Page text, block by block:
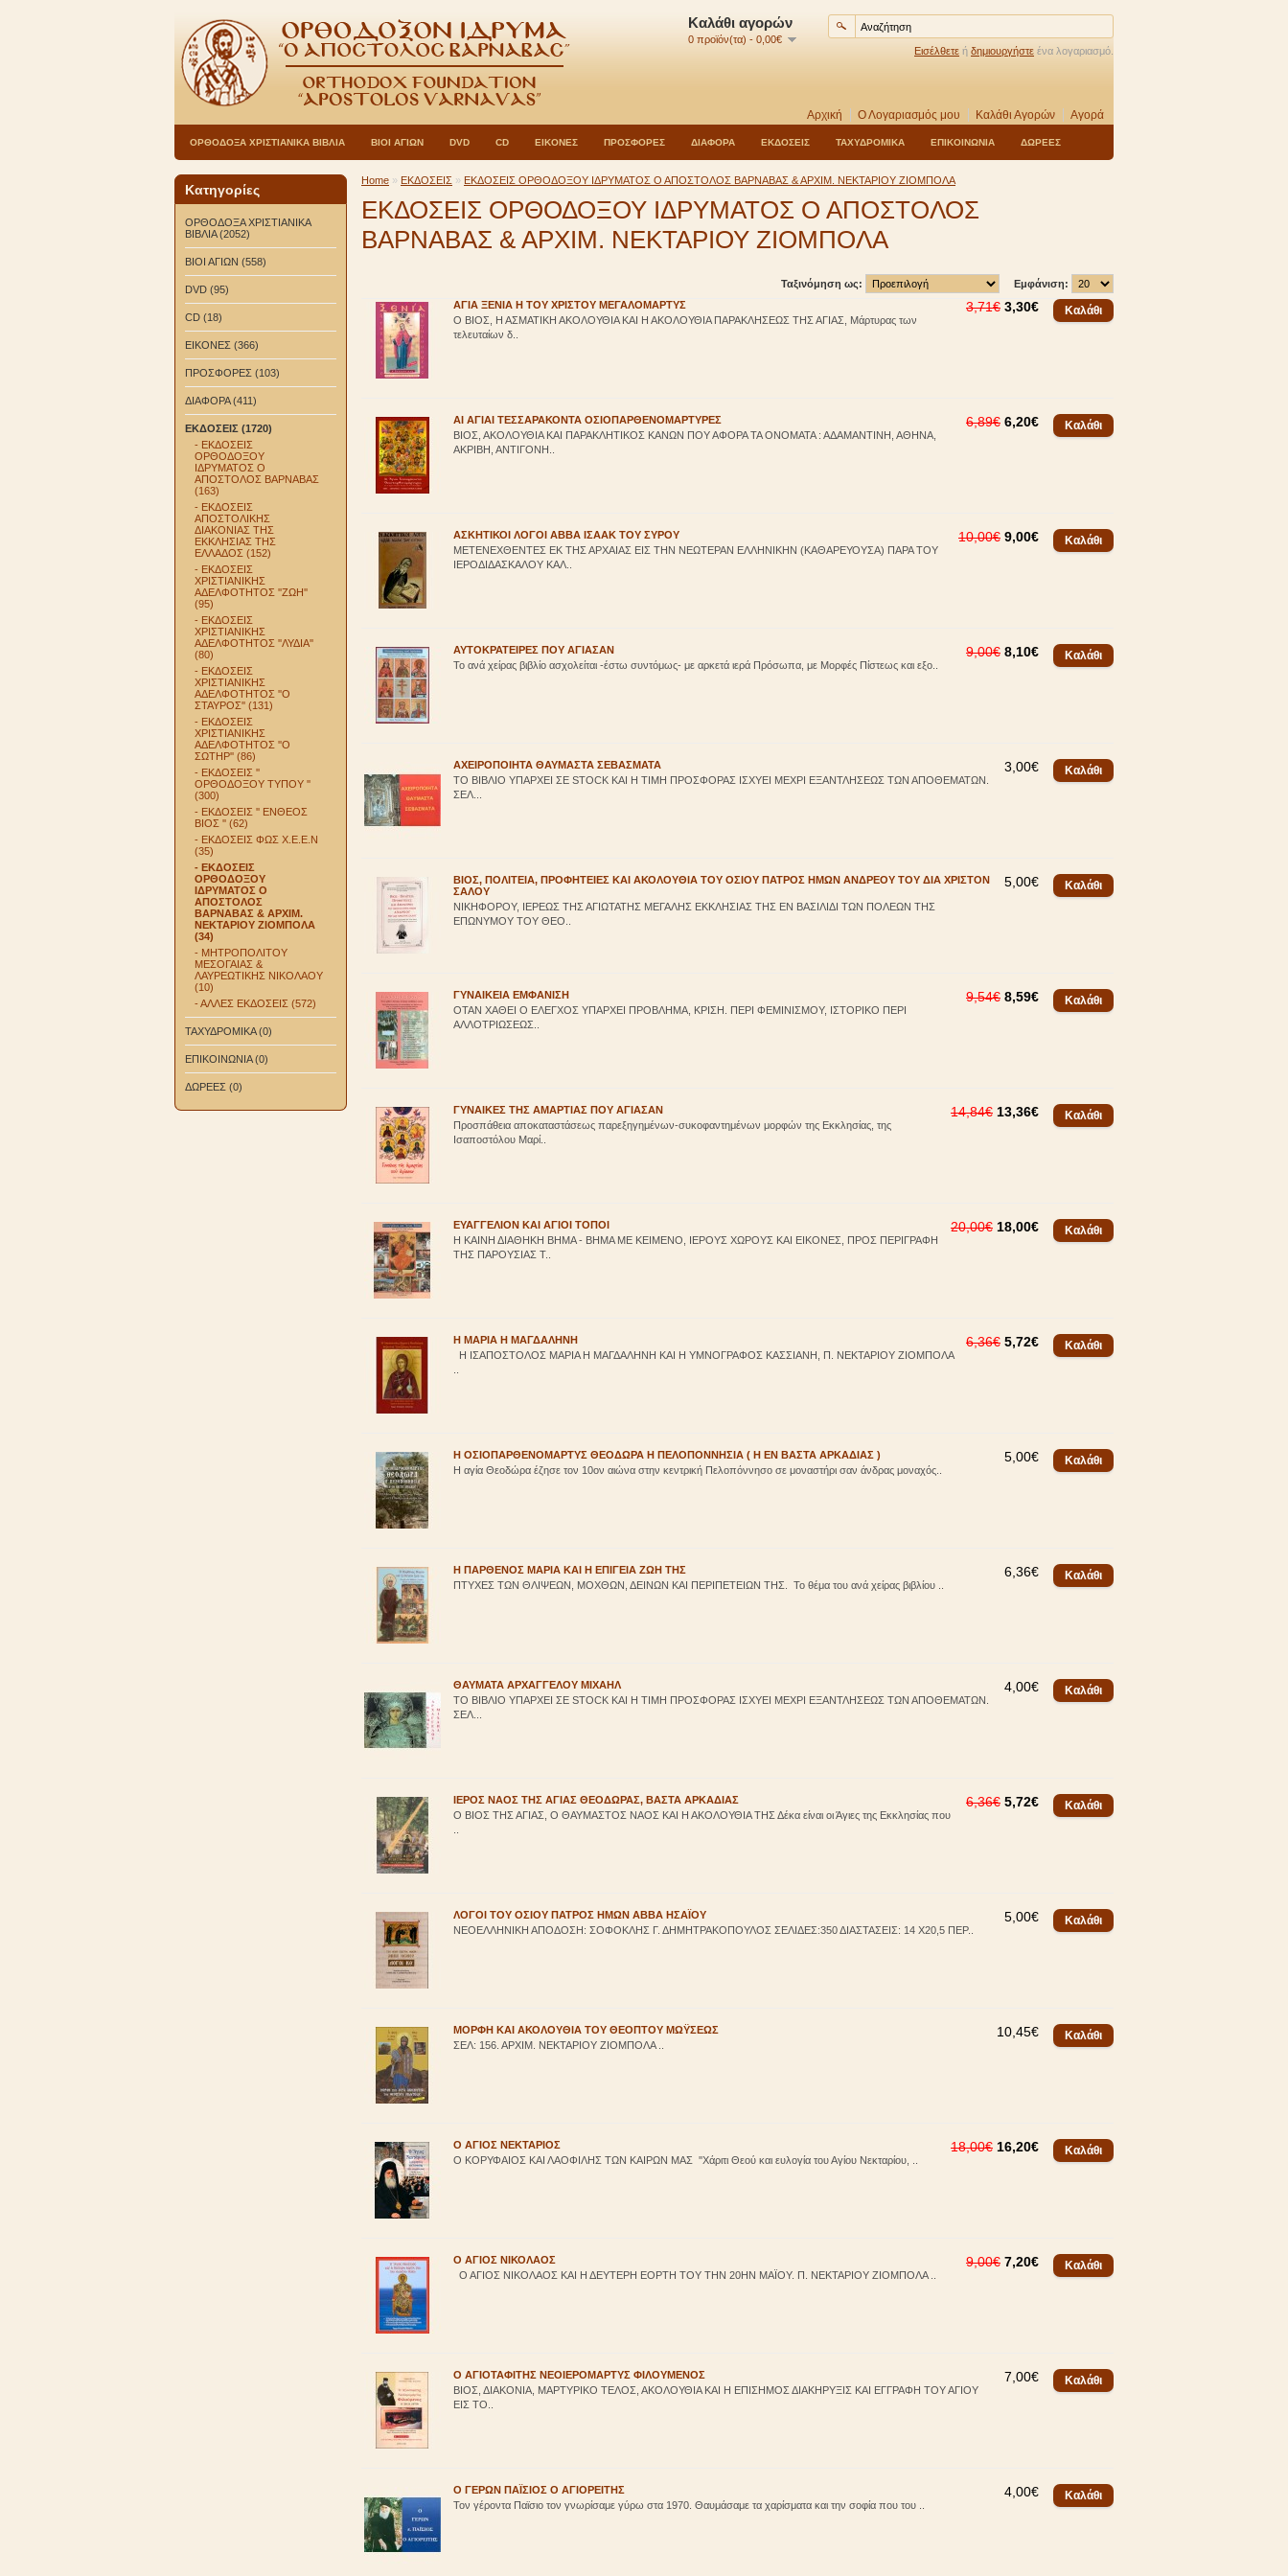
Καλάθι αγορών
0 προϊόν(τα) - 0,00€
Εισέλθετε ή δημιουργήστε ένα λογαριασμό.
Αρχική Ο Λογαριασμός μου Καλάθι Αγορών Αγορά
ΟΡΘΟΔΟΞΑ ΧΡΙΣΤΙΑΝΙΚΑ ΒΙΒΛΙΑ ΒΙΟΙ ΑΓΙΩΝ DVD CD ΕΙΚΟΝΕΣ ΠΡΟΣΦΟΡΕΣ ΔΙΑΦΟΡΑ ΕΚΔΟΣΕΙΣ ΤΑΧΥΔΡΟΜΙΚΑ ΕΠΙΚΟΙΝΩΝΙΑ ΔΩΡΕΕΣ
Κατηγορίες
ΟΡΘΟΔΟΞΑ ΧΡΙΣΤΙΑΝΙΚΑ
ΒΙΒΛΙΑ (2052)
ΒΙΟΙ ΑΓΙΩΝ (558)
DVD (95)
CD (18)
ΕΙΚΟΝΕΣ (366)
ΠΡΟΣΦΟΡΕΣ (103)
ΔΙΑΦΟΡΑ (411)
ΕΚΔΟΣΕΙΣ (1720)
- ΕΚΔΟΣΕΙΣ
ΟΡΘΟΔΟΞΟΥ
ΙΔΡΥΜΑΤΟΣ Ο
ΑΠΟΣΤΟΛΟΣ ΒΑΡΝΑΒΑΣ
(163)
- ΕΚΔΟΣΕΙΣ
ΑΠΟΣΤΟΛΙΚΗΣ
ΔΙΑΚΟΝΙΑΣ ΤΗΣ
ΕΚΚΛΗΣΙΑΣ ΤΗΣ
ΕΛΛΑΔΟΣ (152)
- ΕΚΔΟΣΕΙΣ
ΧΡΙΣΤΙΑΝΙΚΗΣ
ΑΔΕΛΦΟΤΗΤΟΣ ''ΖΩΗ''
(95)
- ΕΚΔΟΣΕΙΣ
ΧΡΙΣΤΙΑΝΙΚΗΣ
ΑΔΕΛΦΟΤΗΤΟΣ ''ΛΥΔΙΑ''
(80)
- ΕΚΔΟΣΕΙΣ
ΧΡΙΣΤΙΑΝΙΚΗΣ
ΑΔΕΛΦΟΤΗΤΟΣ ''Ο
ΣΤΑΥΡΟΣ'' (131)
- ΕΚΔΟΣΕΙΣ
ΧΡΙΣΤΙΑΝΙΚΗΣ
ΑΔΕΛΦΟΤΗΤΟΣ ''Ο
ΣΩΤΗΡ'' (86)
- ΕΚΔΟΣΕΙΣ ''
ΟΡΘΟΔΟΞΟΥ ΤΥΠΟΥ ''
(300)
- ΕΚΔΟΣΕΙΣ '' ΕΝΘΕΟΣ
ΒΙΟΣ '' (62)
- ΕΚΔΟΣΕΙΣ ΦΩΣ Χ.Ε.Ε.Ν
(35)
- ΕΚΔΟΣΕΙΣ
ΟΡΘΟΔΟΞΟΥ
ΙΔΡΥΜΑΤΟΣ Ο
ΑΠΟΣΤΟΛΟΣ
ΒΑΡΝΑΒΑΣ & ΑΡΧΙΜ.
ΝΕΚΤΑΡΙΟΥ ΖΙΟΜΠΟΛΑ
(34)
- ΜΗΤΡΟΠΟΛΙΤΟΥ
ΜΕΣΟΓΑΙΑΣ &
ΛΑΥΡΕΩΤΙΚΗΣ ΝΙΚΟΛΑΟΥ
(10)
- ΑΛΛΕΣ ΕΚΔΟΣΕΙΣ (572)
ΤΑΧΥΔΡΟΜΙΚΑ (0)
ΕΠΙΚΟΙΝΩΝΙΑ (0)
ΔΩΡΕΕΣ (0)
Home » ΕΚΔΟΣΕΙΣ » ΕΚΔΟΣΕΙΣ ΟΡΘΟΔΟΞΟΥ ΙΔΡΥΜΑΤΟΣ Ο ΑΠΟΣΤΟΛΟΣ ΒΑΡΝΑΒΑΣ & ΑΡΧΙΜ. ΝΕΚΤΑΡΙΟΥ ΖΙΟΜΠΟΛΑ
ΕΚΔΟΣΕΙΣ ΟΡΘΟΔΟΞΟΥ ΙΔΡΥΜΑΤΟΣ Ο ΑΠΟΣΤΟΛΟΣ
ΒΑΡΝΑΒΑΣ & ΑΡΧΙΜ. ΝΕΚΤΑΡΙΟΥ ΖΙΟΜΠΟΛΑ
Εμφάνιση:
Ταξινόμηση ως:
3,71€ 3,30€
ΑΓΙΑ ΞΕΝΙΑ Η ΤΟΥ ΧΡΙΣΤΟΥ ΜΕΓΑΛΟΜΑΡΤΥΣ
Ο ΒΙΟΣ, Η ΑΣΜΑΤΙΚΗ ΑΚΟΛΟΥΘΙΑ ΚΑΙ Η ΑΚΟΛΟΥΘΙΑ ΠΑΡΑΚΛΗΣΕΩΣ ΤΗΣ ΑΓΙΑΣ, Μάρτυρας των
τελευταίων δ..
6,89€ 6,20€
ΑΙ ΑΓΙΑΙ ΤΕΣΣΑΡΑΚΟΝΤΑ ΟΣΙΟΠΑΡΘΕΝΟΜΑΡΤΥΡΕΣ
ΒΙΟΣ, ΑΚΟΛΟΥΘΙΑ ΚΑΙ ΠΑΡΑΚΛΗΤΙΚΟΣ ΚΑΝΩΝ ΠΟΥ ΑΦΟΡΑ ΤΑ ΟΝΟΜΑΤΑ : ΑΔΑΜΑΝΤΙΝΗ, ΑΘΗΝΑ,
ΑΚΡΙΒΗ, ΑΝΤΙΓΟΝΗ..
10,00€ 9,00€
ΑΣΚΗΤΙΚΟΙ ΛΟΓΟΙ ΑΒΒΑ ΙΣΑΑΚ ΤΟΥ ΣΥΡΟΥ
ΜΕΤΕΝΕΧΘΕΝΤΕΣ ΕΚ ΤΗΣ ΑΡΧΑΙΑΣ ΕΙΣ ΤΗΝ ΝΕΩΤΕΡΑΝ ΕΛΛΗΝΙΚΗΝ (ΚΑΘΑΡΕΥΟΥΣΑ) ΠΑΡΑ ΤΟΥ
ΙΕΡΟΔΙΔΑΣΚΑΛΟΥ ΚΑΛ..
9,00€ 8,10€
ΑΥΤΟΚΡΑΤΕΙΡΕΣ ΠΟΥ ΑΓΙΑΣΑΝ
Το ανά χείρας βιβλίο ασχολείται -έστω συντόμως- με αρκετά ιερά Πρόσωπα, με Μορφές Πίστεως και εξο..
3,00€
ΑΧΕΙΡΟΠΟΙΗΤΑ ΘΑΥΜΑΣΤΑ ΣΕΒΑΣΜΑΤΑ
ΤΟ ΒΙΒΛΙΟ ΥΠΑΡΧΕΙ ΣΕ STOCK ΚΑΙ Η ΤΙΜΗ ΠΡΟΣΦΟΡΑΣ ΙΣΧΥΕΙ ΜΕΧΡΙ ΕΞΑΝΤΛΗΣΕΩΣ ΤΩΝ ΑΠΟΘΕΜΑΤΩΝ.
ΣΕΛ...
5,00€
ΒΙΟΣ, ΠΟΛΙΤΕΙΑ, ΠΡΟΦΗΤΕΙΕΣ ΚΑΙ ΑΚΟΛΟΥΘΙΑ ΤΟΥ ΟΣΙΟΥ ΠΑΤΡΟΣ ΗΜΩΝ ΑΝΔΡΕΟΥ ΤΟΥ ΔΙΑ ΧΡΙΣΤΟΝ
ΣΑΛΟΥ
ΝΙΚΗΦΟΡΟΥ, ΙΕΡΕΩΣ ΤΗΣ ΑΓΙΩΤΑΤΗΣ ΜΕΓΑΛΗΣ ΕΚΚΛΗΣΙΑΣ ΤΗΣ ΕΝ ΒΑΣΙΛΙΔΙ ΤΩΝ ΠΟΛΕΩΝ ΤΗΣ
ΕΠΩΝΥΜΟΥ ΤΟΥ ΘΕΟ..
9,54€ 8,59€
ΓΥΝΑΙΚΕΙΑ ΕΜΦΑΝΙΣΗ
ΟΤΑΝ ΧΑΘΕΙ Ο ΕΛΕΓΧΟΣ ΥΠΑΡΧΕΙ ΠΡΟΒΛΗΜΑ, ΚΡΙΣΗ. ΠΕΡΙ ΦΕΜΙΝΙΣΜΟΥ, ΙΣΤΟΡΙΚΟ ΠΕΡΙ
ΑΛΛΟΤΡΙΩΣΕΩΣ..
14,84€ 13,36€
ΓΥΝΑΙΚΕΣ ΤΗΣ ΑΜΑΡΤΙΑΣ ΠΟΥ ΑΓΙΑΣΑΝ
Προσπάθεια αποκαταστάσεως παρεξηγημένων-συκοφαντημένων μορφών της Εκκλησίας, της
Ισαποστόλου Μαρί..
20,00€ 18,00€
ΕΥΑΓΓΕΛΙΟΝ ΚΑΙ ΑΓΙΟΙ ΤΟΠΟΙ
Η ΚΑΙΝΗ ΔΙΑΘΗΚΗ ΒΗΜΑ - ΒΗΜΑ ΜΕ ΚΕΙΜΕΝΟ, ΙΕΡΟΥΣ ΧΩΡΟΥΣ ΚΑΙ ΕΙΚΟΝΕΣ, ΠΡΟΣ ΠΕΡΙΓΡΑΦΗ
ΤΗΣ ΠΑΡΟΥΣΙΑΣ Τ..
6,36€ 5,72€
Η ΜΑΡΙΑ Η ΜΑΓΔΑΛΗΝΗ
Η ΙΣΑΠΟΣΤΟΛΟΣ ΜΑΡΙΑ Η ΜΑΓΔΑΛΗΝΗ ΚΑΙ Η ΥΜΝΟΓΡΑΦΟΣ ΚΑΣΣΙΑΝΗ, Π. ΝΕΚΤΑΡΙΟΥ ΖΙΟΜΠΟΛΑ
5,00€
Η ΟΣΙΟΠΑΡΘΕΝΟΜΑΡΤΥΣ ΘΕΟΔΩΡΑ Η ΠΕΛΟΠΟΝΝΗΣΙΑ ( Η ΕΝ ΒΑΣΤΑ ΑΡΚΑΔΙΑΣ )
Η αγία Θεοδώρα έζησε τον 10ον αιώνα στην κεντρική Πελοπόννησο σε μοναστήρι σαν άνδρας μοναχός..
6,36€
Η ΠΑΡΘΕΝΟΣ ΜΑΡΙΑ ΚΑΙ Η ΕΠΙΓΕΙΑ ΖΩΗ ΤΗΣ
ΠΤΥΧΕΣ ΤΩΝ ΘΛΙΨΕΩΝ, ΜΟΧΘΩΝ, ΔΕΙΝΩΝ ΚΑΙ ΠΕΡΙΠΕΤΕΙΩΝ ΤΗΣ. Το θέμα του ανά χείρας βιβλίου ..
4,00€
ΘΑΥΜΑΤΑ ΑΡΧΑΓΓΕΛΟΥ ΜΙΧΑΗΛ
ΤΟ ΒΙΒΛΙΟ ΥΠΑΡΧΕΙ ΣΕ STOCK ΚΑΙ Η ΤΙΜΗ ΠΡΟΣΦΟΡΑΣ ΙΣΧΥΕΙ ΜΕΧΡΙ ΕΞΑΝΤΛΗΣΕΩΣ ΤΩΝ ΑΠΟΘΕΜΑΤΩΝ.
ΣΕΛ...
6,36€ 5,72€
ΙΕΡΟΣ ΝΑΟΣ ΤΗΣ ΑΓΙΑΣ ΘΕΟΔΩΡΑΣ, ΒΑΣΤΑ ΑΡΚΑΔΙΑΣ
Ο ΒΙΟΣ ΤΗΣ ΑΓΙΑΣ, Ο ΘΑΥΜΑΣΤΟΣ ΝΑΟΣ ΚΑΙ Η ΑΚΟΛΟΥΘΙΑ ΤΗΣ Δέκα είναι οι Άγιες της Εκκλησίας που
5,00€
ΛΟΓΟΙ ΤΟΥ ΟΣΙΟΥ ΠΑΤΡΟΣ ΗΜΩΝ ΑΒΒΑ ΗΣΑΪΟΥ
ΝΕΟΕΛΛΗΝΙΚΗ ΑΠΟΔΟΣΗ: ΣΟΦΟΚΛΗΣ Γ. ΔΗΜΗΤΡΑΚΟΠΟΥΛΟΣ ΣΕΛΙΔΕΣ:350 ΔΙΑΣΤΑΣΕΙΣ: 14 Χ20,5 ΠΕΡ..
10,45€
ΜΟΡΦΗ ΚΑΙ ΑΚΟΛΟΥΘΙΑ ΤΟΥ ΘΕΟΠΤΟΥ ΜΩΫΣΕΩΣ
ΣΕΛ: 156. ΑΡΧΙΜ. ΝΕΚΤΑΡΙΟΥ ΖΙΟΜΠΟΛΑ ..
18,00€ 16,20€
Ο ΑΓΙΟΣ ΝΕΚΤΑΡΙΟΣ
Ο ΚΟΡΥΦΑΙΟΣ ΚΑΙ ΛΑΟΦΙΛΗΣ ΤΩΝ ΚΑΙΡΩΝ ΜΑΣ ''Χάριτι Θεού και ευλογία του Αγίου Νεκταρίου, ..
9,00€ 7,20€
Ο ΑΓΙΟΣ ΝΙΚΟΛΑΟΣ
Ο ΑΓΙΟΣ ΝΙΚΟΛΑΟΣ ΚΑΙ Η ΔΕΥΤΕΡΗ ΕΟΡΤΗ ΤΟΥ ΤΗΝ 20ΗΝ ΜΑΪΟΥ. Π. ΝΕΚΤΑΡΙΟΥ ΖΙΟΜΠΟΛΑ ..
7,00€
Ο ΑΓΙΟΤΑΦΙΤΗΣ ΝΕΟΙΕΡΟΜΑΡΤΥΣ ΦΙΛΟΥΜΕΝΟΣ
ΒΙΟΣ, ΔΙΑΚΟΝΙΑ, ΜΑΡΤΥΡΙΚΟ ΤΕΛΟΣ, ΑΚΟΛΟΥΘΙΑ ΚΑΙ Η ΕΠΙΣΗΜΟΣ ΔΙΑΚΗΡΥΞΙΣ ΚΑΙ ΕΓΓΡΑΦΗ ΤΟΥ ΑΓΙΟΥ
ΕΙΣ ΤΟ..
4,00€
Ο ΓΕΡΩΝ ΠΑΪΣΙΟΣ Ο ΑΓΙΟΡΕΙΤΗΣ
Τον γέροντα Παϊσιο τον γνωρίσαμε γύρω στα 1970. Θαυμάσαμε τα χαρίσματα και την σοφία που του ..